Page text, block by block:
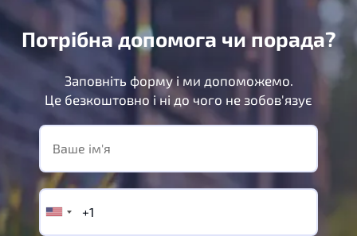
Потрібна допомога чи порада?
Заповніть форму і ми допоможемо.
Це безкоштовно і ні до чого не зобов'язує